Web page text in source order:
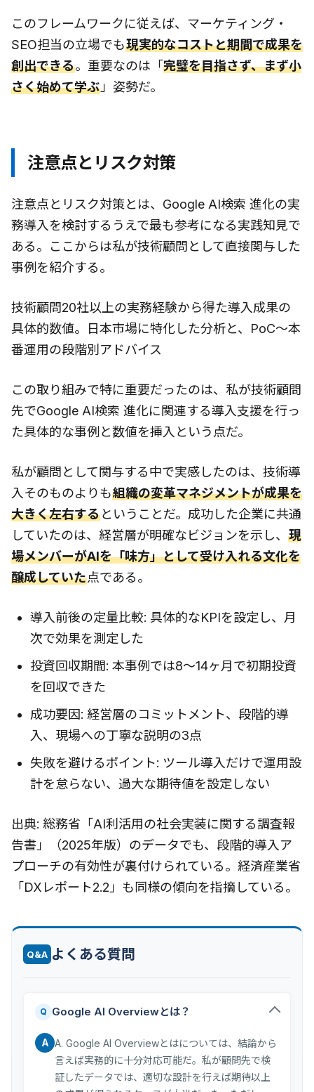
このフレームワークに従えば、マーケティング・
SEO担当の立場でも現実的なコストと期間で成果を
創出できる。重要なのは「完璧を目指さず、まず小
さく始めて学ぶ」姿勢だ。
注意点とリスク対策
注意点とリスク対策とは、Google AI検索 進化の実
務導入を検討するうえで最も参考になる実践知見で
ある。ここからは私が技術顧問として直接関与した
事例を紹介する。
技術顧問20社以上の実務経験から得た導入成果の
具体的数値。日本市場に特化した分析と、PoC〜本
番運用の段階別アドバイス
この取り組みで特に重要だったのは、私が技術顧問
先でGoogle AI検索 進化に関連する導入支援を行っ
た具体的な事例と数値を挿入という点だ。
私が顧問として関与する中で実感したのは、技術導
入そのものよりも組織の変革マネジメントが成果を
大きく左右するということだ。成功した企業に共通
していたのは、経営層が明確なビジョンを示し、 現
場メンバーがAIを「味方」として受け入れる文化を
醸成していた点である。
導入前後の定量比較: 具体的なKPIを設定し、月
次で効果を測定した
投資回収期間: 本事例では8〜14ヶ月で初期投資
を回収できた
成功要因: 経営層のコミットメント、段階的導
入、現場への丁寧な説明の3点
失敗を避けるポイント: ツール導入だけで運用設
計を怠らない、過大な期待値を設定しない
出典: 総務省「AI利活用の社会実装に関する調査報
告書」（2025年版）のデータでも、段階的導入ア
プローチの有効性が裏付けられている。経済産業省
「DXレポート2.2」も同様の傾向を指摘している。
Q&A よくある質問
Q Google AI Overviewとは？
A A. Google AI Overviewとはについては、結論から
言えば実務的に十分対応可能だ。私が顧問先で検
証したデータでは、適切な設計を行えば期待以上